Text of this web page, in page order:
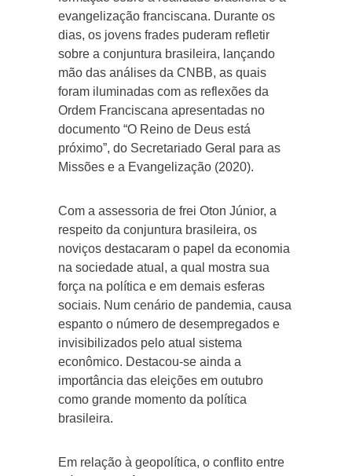
evangelização franciscana. Durante os
dias, os jovens frades puderam refletir
sobre a conjuntura brasileira, lançando
mão das análises da CNBB, as quais
foram iluminadas com as reflexões da
Ordem Franciscana apresentadas no
documento “O Reino de Deus está
próximo”, do Secretariado Geral para as
Missões e a Evangelização (2020).
Com a assessoria de frei Oton Júnior, a
respeito da conjuntura brasileira, os
noviços destacaram o papel da economia
na sociedade atual, a qual mostra sua
força na política e em demais esferas
sociais. Num cenário de pandemia, causa
espanto o número de desempregados e
invisibilizados pelo atual sistema
econômico. Destacou-se ainda a
importância das eleições em outubro
como grande momento da política
brasileira.
Em relação à geopolítica, o conflito entre